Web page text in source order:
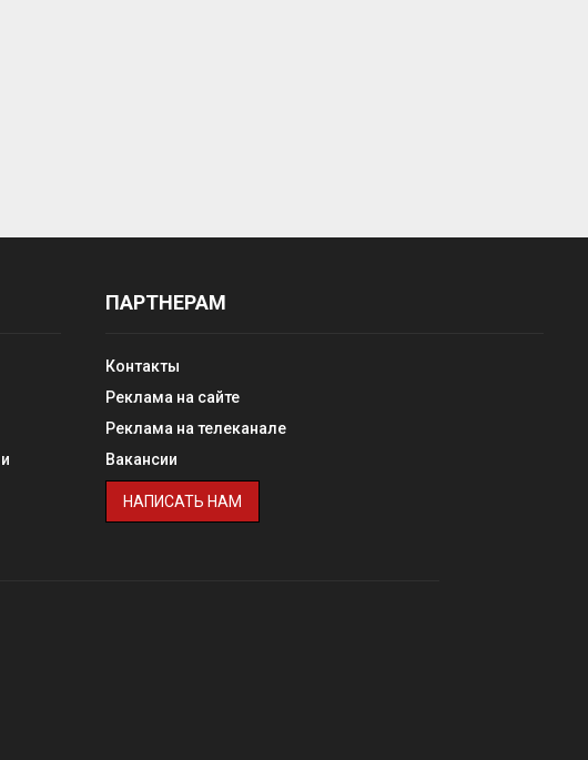
ПАРТНЕРАМ
Контакты
Реклама на сайте
Реклама на телеканале
Вакансии
НАПИСАТЬ НАМ